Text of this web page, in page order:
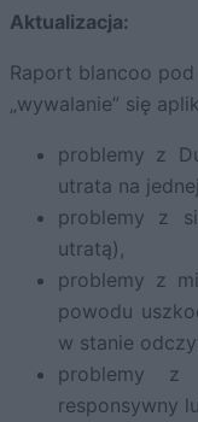
Aktualizacja:
Raport blancoo
„wywalanie” się
problemy z
utrata na
problemy z
utratą),
problemy z
powodu
w stanie
problemy z
responsywny